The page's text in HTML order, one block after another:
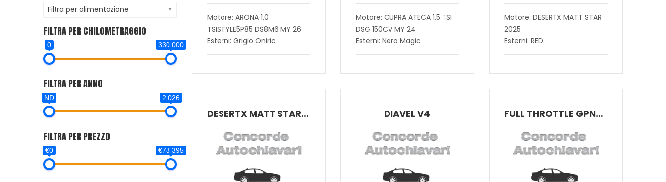
Filtra per alimentazione
FILTRA PER CHILOMETRAGGIO
0 330 000
FILTRA PER ANNO
ND 2 026
FILTRA PER PREZZO
€0 €78 395
Motore: ARONA 1,0
TSISTYLE5P85 DS8M6 MY 26
Esterni: Grigio Oniric
Motore: CUPRA ATECA 1.5 TSI
DSG 150CV MY 24
Esterni: Nero Magic
Motore: DESERTX MATT STAR
2025
Esterni: RED
DESERTX MATT STAR 2026 DIAVEL V4 FULL THROTTLE GPNMB